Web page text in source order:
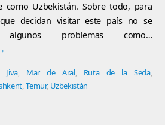
como Uzbekistán. Sobre todo, para
decidan visitar este país no se
problemas como…
Jiva, Mar de Aral, Ruta de la Seda,
,Temur, Uzbekistán